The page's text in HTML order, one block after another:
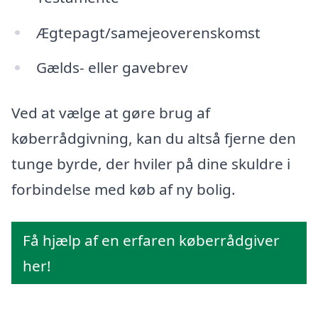
Ægtepagt/samejeoverenskomst
Gælds- eller gavebrev
Ved at vælge at gøre brug af
køberrådgivning, kan du altså fjerne den
tunge byrde, der hviler på dine skuldre i
forbindelse med køb af ny bolig.
Få hjælp af en erfaren køberrådgiver
her!